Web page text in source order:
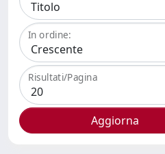
In ordine:
Risultati/Pagina